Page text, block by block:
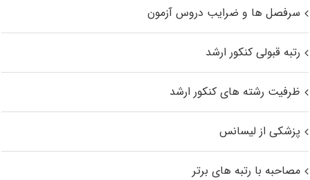
سرفصل ها و ضرایب دروس آزمون
رتبه قبولی کنکور ارشد
ظرفیت رشته های کنکور ارشد
پزشکی از لیسانس
مصاحبه با رتبه های برتر